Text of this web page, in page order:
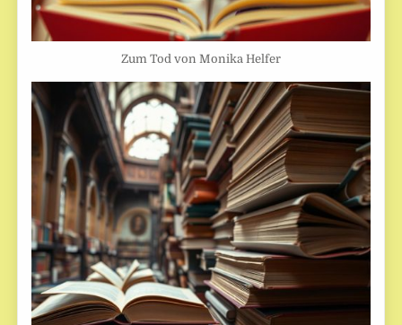
Zum Tod von Monika Helfer